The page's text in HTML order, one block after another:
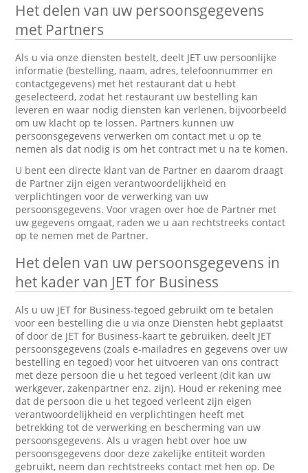
Het delen van uw persoonsgegevens
met Partners
Als u via onze diensten bestelt, deelt JET uw persoonlijke
informatie (bestelling, naam, adres, telefoonnummer en
contactgegevens) met het restaurant dat u hebt
geselecteerd, zodat het restaurant uw bestelling kan
leveren en waar nodig diensten kan verlenen, bijvoorbeeld
om uw klacht op te lossen. Partners kunnen uw
persoonsgegevens verwerken om contact met u op te
nemen als dat nodig is om het contract met u na te komen.
U bent een directe klant van de Partner en daarom draagt
de Partner zijn eigen verantwoordelijkheid en
verplichtingen voor de verwerking van uw
persoonsgegevens. Voor vragen over hoe de Partner met
uw gegevens omgaat, raden we u aan rechtstreeks contact
op te nemen met de Partner.
Het delen van uw persoonsgegevens in
het kader van JET for Business
Als u uw JET for Business-tegoed gebruikt om te betalen
voor een bestelling die u via onze Diensten hebt geplaatst
of door de JET for Business-kaart te gebruiken, deelt JET
persoonsgegevens (zoals e-mailadres en gegevens over uw
bestelling en tegoed) voor het uitvoeren van ons contract
met deze persoon die u het tegoed verleent (dit kan uw
werkgever, zakenpartner enz. zijn). Houd er rekening mee
dat de persoon die u het tegoed verleent zijn eigen
verantwoordelijkheid en verplichtingen heeft met
betrekking tot de verwerking en bescherming van uw
persoonsgegevens. Als u vragen hebt over hoe uw
persoonsgegevens door deze zakelijke entiteit worden
gebruikt, neem dan rechtstreeks contact met hen op. De